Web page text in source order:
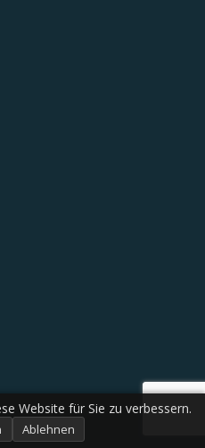
Website für Sie zu verbessern.
Ablehnen